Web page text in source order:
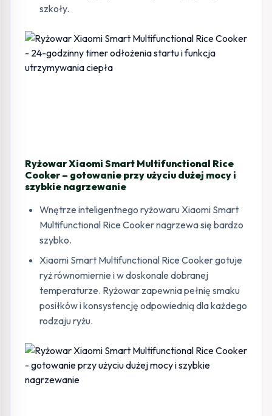
szkoły.
Ryżowar Xiaomi Smart Multifunctional Rice
Cooker – gotowanie przy użyciu dużej mocy i
szybkie nagrzewanie
Wnętrze inteligentnego ryżowaru Xiaomi Smart
Multifunctional Rice Cooker nagrzewa się bardzo
szybko.
Xiaomi Smart Multifunctional Rice Cooker gotuje
ryż równomiernie i w doskonale dobranej
temperaturze. Ryżowar zapewnia pełnię smaku
posiłków i konsystencję odpowiednią dla każdego
rodzaju ryżu.